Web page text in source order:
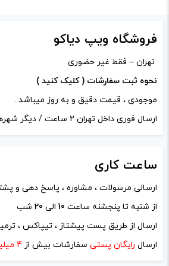
دیدگاه شما*
نام*
ایمیل*
فروشگاه ویپ دیاکو
تهران – فقط غیر حضوری
نحوه ثبت سفارشات ( کلیک کنید )
موجودی ، قیمت دقیق و به روز میباشد .
ارسال فوری داخل تهران 2 ساعت / دیگر شهرها 2 تا 4 روز
ساعت کاری
ارسالی مرسولات ، مشاوره ، پاسخ دهی و
از شنبه تا پنجشنه ساعت 10 الی 20 شب
ارسال از طریق پست پیشتاز ، تیپاکس ،
ارسال رایگان پستی سفارشات بیش از 4 میلیون